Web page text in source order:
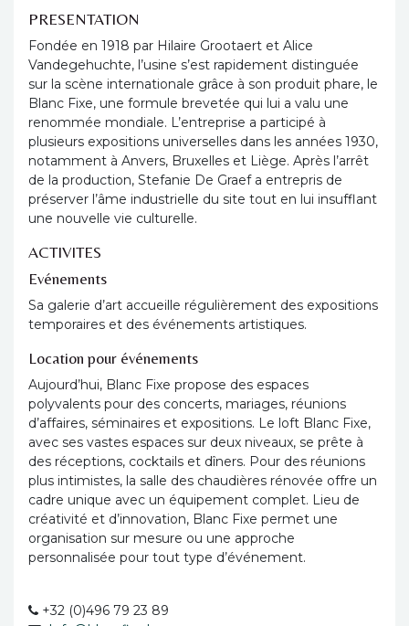
PRESENTATION
Fondée en 1918 par Hilaire Grootaert et Alice
Vandegehuchte, l’usine s’est rapidement distinguée
sur la scène internationale grâce à son produit phare, le
Blanc Fixe, une formule brevetée qui lui a valu une
renommée mondiale. L’entreprise a participé à
plusieurs expositions universelles dans les années 1930,
notamment à Anvers, Bruxelles et Liège. Après l’arrêt
de la production, Stefanie De Graef a entrepris de
préserver l’âme industrielle du site tout en lui insufflant
une nouvelle vie culturelle.
ACTIVITES
Evénements
Sa galerie d’art accueille régulièrement des expositions
temporaires et des événements artistiques.
Location pour événements
Aujourd’hui, Blanc Fixe propose des espaces
polyvalents pour des concerts, mariages, réunions
d’affaires, séminaires et expositions. Le loft Blanc Fixe,
avec ses vastes espaces sur deux niveaux, se prête à
des réceptions, cocktails et dîners. Pour des réunions
plus intimistes, la salle des chaudières rénovée offre un
cadre unique avec un équipement complet. Lieu de
créativité et d’innovation, Blanc Fixe permet une
organisation sur mesure ou une approche
personnalisée pour tout type d’événement.
+32 (0)496 79 23 89